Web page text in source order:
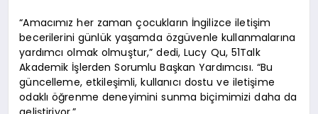
“Amacımız her zaman çocukların İngilizce iletişim
becerilerini günlük yaşamda özgüvenle kullanmalarına
yardımcı olmak olmuştur,” dedi, Lucy Qu, 51Talk
Akademik İşlerden Sorumlu Başkan Yardımcısı. “Bu
güncelleme, etkileşimli, kullanıcı dostu ve iletişime
odaklı öğrenme deneyimini sunma biçimimizi daha da